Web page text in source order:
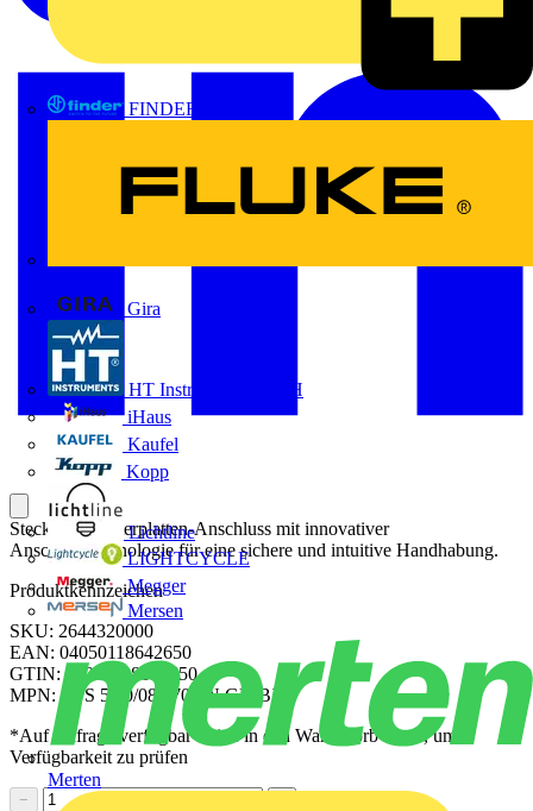
FINDER
Gira
HT Instruments GmbH
iHaus
Kaufel
Kopp
Lichtline
LIGHTCYCLE
Megger
Mersen
Merten
Steckbarer Leiterplatten-Anschluss mit innovativer
Anschlusstechnologie für eine sichere und intuitive Handhabung.
Produktkennzeichen
SKU: 2644320000
EAN: 04050118642650
GTIN: 04050118642650
MPN: CPS 5.00/08/270 SN GN BX
*Auf Anfrage verfügbar - bitte in den Warenkorb legen, um
Verfügbarkeit zu prüfen
−